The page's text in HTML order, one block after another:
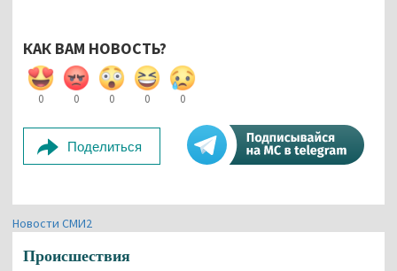
КАК ВАМ НОВОСТЬ?
0 0 0 0 0
Поделиться
Новости СМИ2
Происшествия